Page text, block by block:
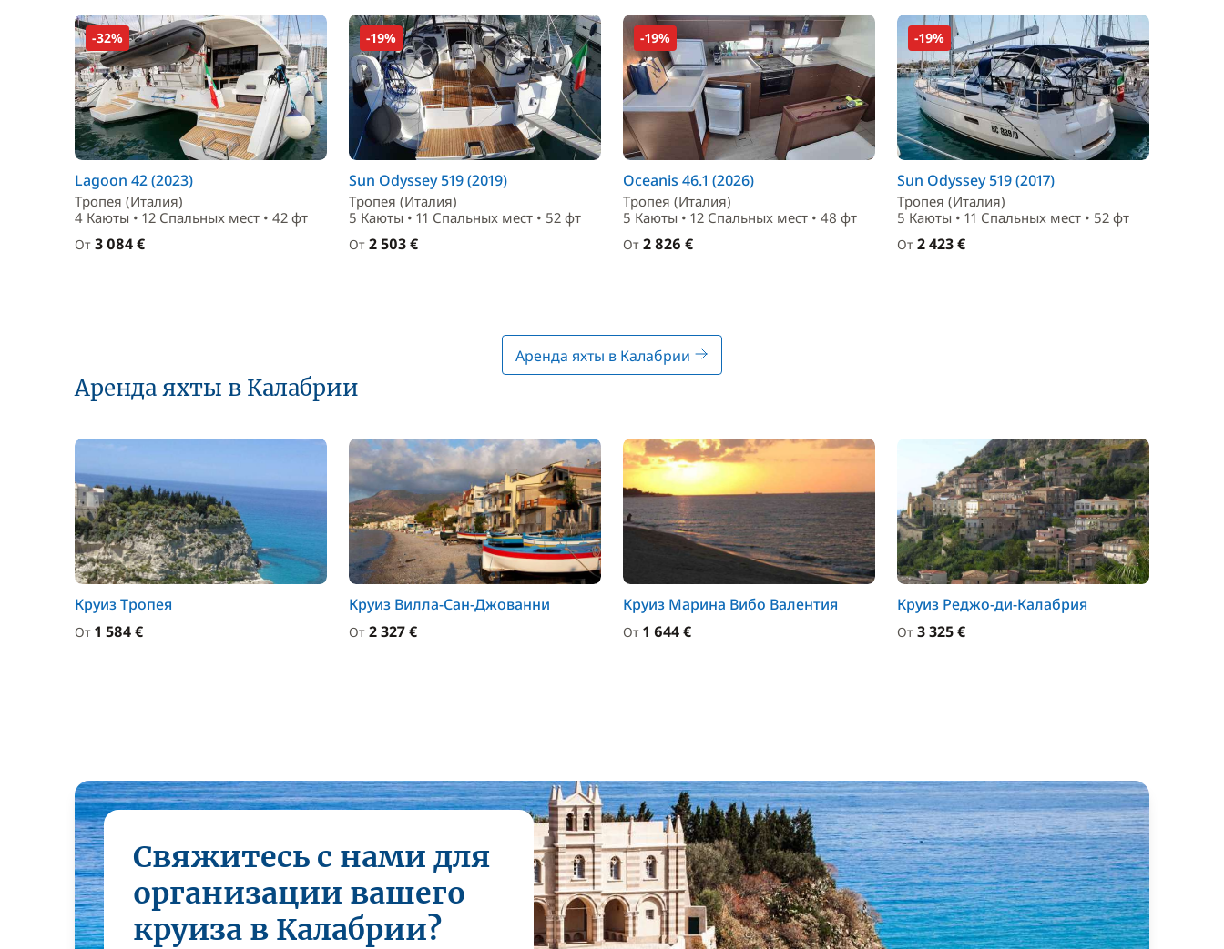
-32%
Lagoon 42 (2023)
Тропея (Италия)
4 Каюты • 12 Спальныx мест • 42 фт
От 3 084 €
-19%
Sun Odyssey 519 (2019)
Тропея (Италия)
5 Каюты • 11 Спальныx мест • 52 фт
От 2 503 €
-19%
Oceanis 46.1 (2026)
Тропея (Италия)
5 Каюты • 12 Спальныx мест • 48 фт
От 2 826 €
-19%
Sun Odyssey 519 (2017)
Тропея (Италия)
5 Каюты • 11 Спальныx мест • 52 фт
От 2 423 €
Аренда яхты в Калабрии
Аренда яхты в Калабрии
Круиз Тропея
От 1 584 €
Круиз Вилла-Сан-Джованни
От 2 327 €
Круиз Марина Вибо Валентия
От 1 644 €
Круиз Реджо-ди-Калабрия
От 3 325 €
Свяжитесь с нами для
организации вашего
круиза в Калабрии?